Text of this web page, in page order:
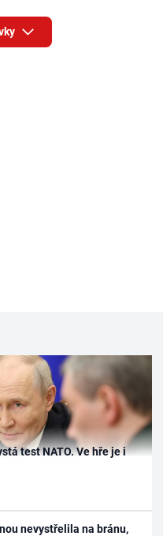
test NATO. Ve hře je i
nevystřelila na bránu,